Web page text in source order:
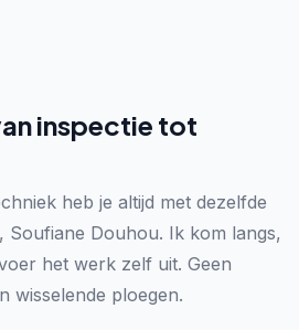
inspectie tot
heb je altijd met dezelfde
Soufiane Douhou. Ik kom langs,
het werk zelf uit. Geen
wisselende ploegen.